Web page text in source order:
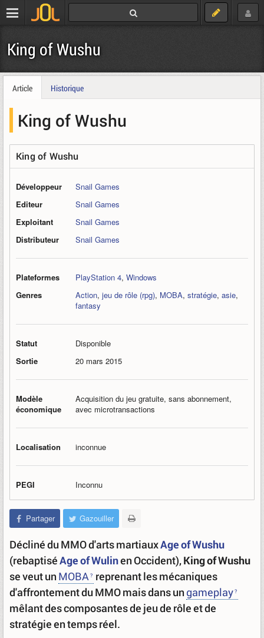
King of Wushu
Article Historique
King of Wushu
King of Wushu
Développeur
Snail Games
Editeur
Snail Games
Exploitant
Snail Games
Distributeur
Snail Games
Plateformes PlayStation 4, Windows
Genres
Action, jeu de rôle (rpg), MOBA, stratégie, asie,
fantasy
Statut
Disponible
Sortie
20 mars 2015
Modèle
économique
Acquisition du jeu gratuite, sans abonnement,
avec microtransactions
Localisation inconnue
PEGI Inconnu
Partager Gazouiller
Décliné du MMO d'arts martiauxAge of Wushu
(rebaptiséAge of Wulinen Occident),King of Wushu
se veut un MOBA reprenant les mécaniques
d'affrontement du MMO mais dans un gameplay
mêlant des composantes de jeu de rôle et de
stratégie en temps réel.